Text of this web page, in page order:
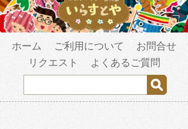
ホーム ご利用について
お問合せ
リクエスト
よくあるご質問